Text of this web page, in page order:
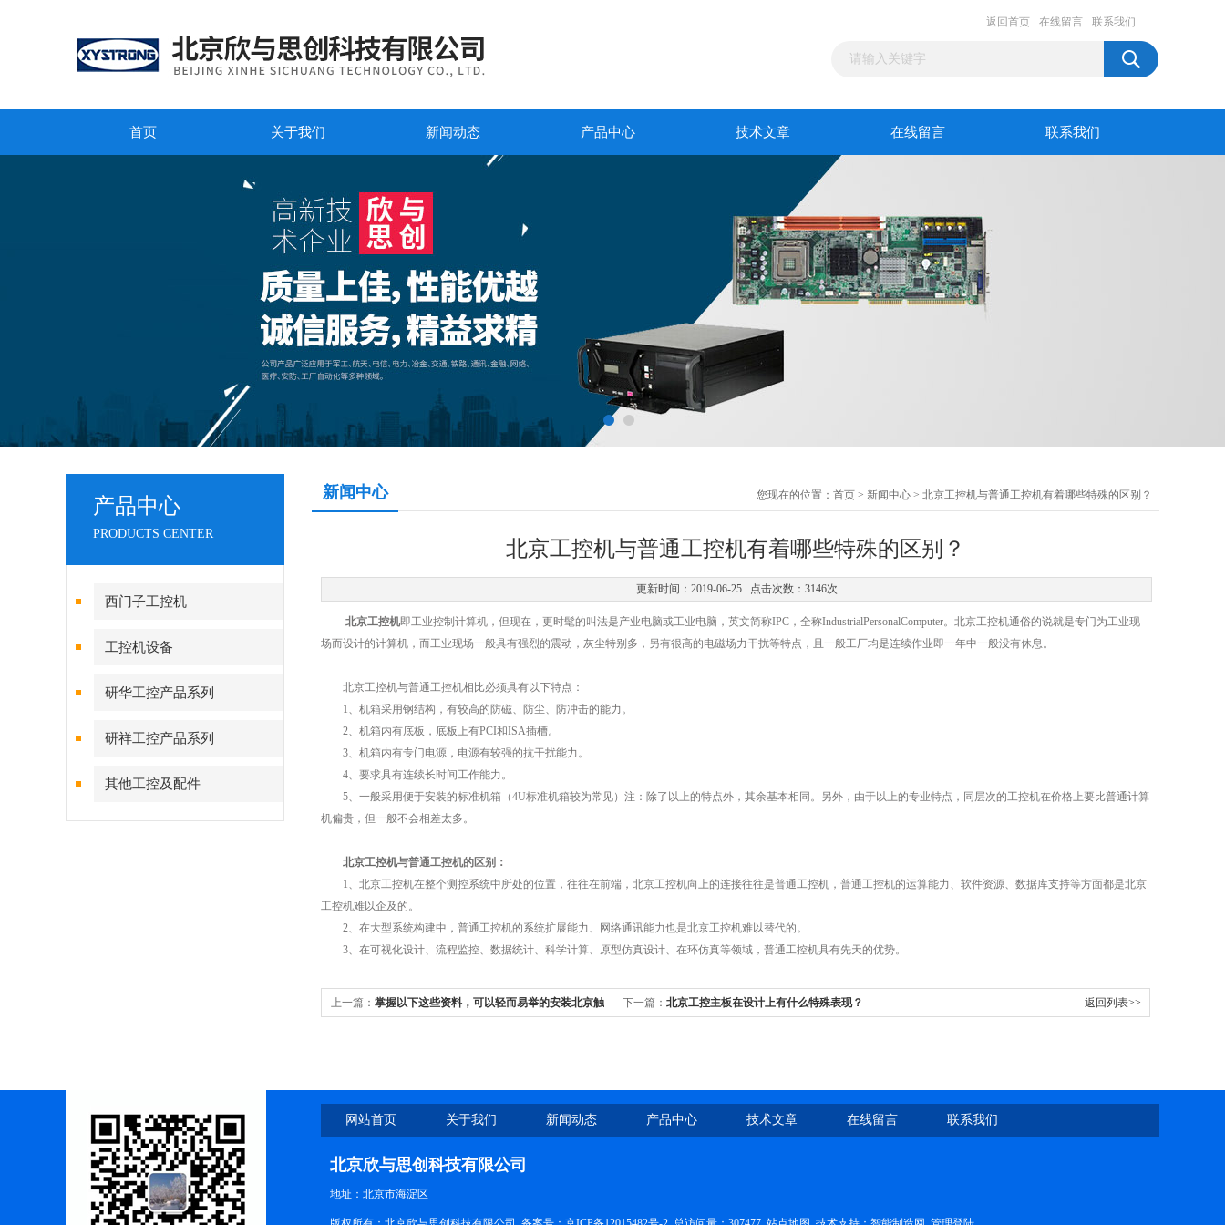
返回首页 在线留言 联系我们
首页 关于我们 新闻动态 产品中心 技术文章 在线留言 联系我们
产品中心
PRODUCTS CENTER
西门子工控机
工控机设备
研华工控产品系列
研祥工控产品系列
其他工控及配件
新闻中心 您现在的位置： 首页 > 新闻中心 > 北京工控机与普通工控机有着哪些特殊的区别？
北京工控机与普通工控机有着哪些特殊的区别？
更新时间：2019-06-25 点击次数：3146次
北京工控机即工业控制计算机，但现在，更时髦的叫法是产业电脑或工业电脑，英文简称IPC，全称IndustrialPersonalComputer。北京工控机通俗的说就是专门为工业现
场而设计的计算机，而工业现场一般具有强烈的震动，灰尘特别多，另有很高的电磁场力干扰等特点，且一般工厂均是连续作业即一年中一般没有休息。
北京工控机与普通工控机相比必须具有以下特点：
1、机箱采用钢结构，有较高的防磁、防尘、防冲击的能力。
2、机箱内有底板，底板上有PCI和ISA插槽。
3、机箱内有专门电源，电源有较强的抗干扰能力。
4、要求具有连续长时间工作能力。
5、一般采用便于安装的标准机箱（4U标准机箱较为常见）注：除了以上的特点外，其余基本相同。另外，由于以上的专业特点，同层次的工控机在价格上要比普通计算
机偏贵，但一般不会相差太多。
北京工控机与普通工控机的区别：
1、北京工控机在整个测控系统中所处的位置，往往在前端，北京工控机向上的连接往往是普通工控机，普通工控机的运算能力、软件资源、数据库支持等方面都是北京
工控机难以企及的。
2、在大型系统构建中，普通工控机的系统扩展能力、网络通讯能力也是北京工控机难以替代的。
3、在可视化设计、流程监控、数据统计、科学计算、原型仿真设计、在环仿真等领域，普通工控机具有先天的优势。
上一篇： 掌握以下这些资料，可以轻而易举的安装北京触 下一篇： 北京工控主板在设计上有什么特殊表现？ 返回列表>>
网站首页 关于我们 新闻动态 产品中心 技术文章 在线留言 联系我们
北京欣与思创科技有限公司
地址：北京市海淀区